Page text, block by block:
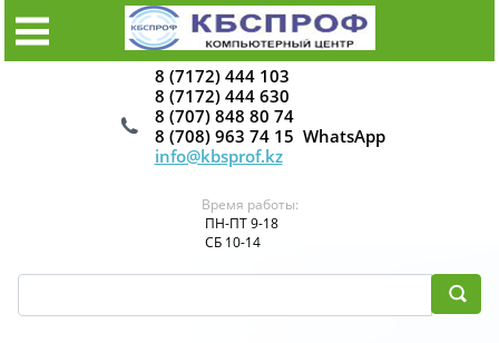
8 (7172) 444 103
8 (7172) 444 630
8 (707) 848 80 74
8 (708) 963 74 15 WhatsApp
info@kbsprof.kz
Время работы:
ПН-ПТ 9-18
СБ 10-14